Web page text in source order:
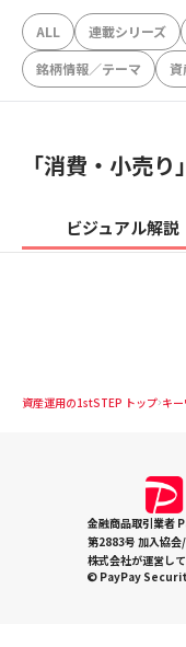
ALL 連載シリーズ
銘柄情報／テーマ
資
「消費・小売り
ビジュアル解説
資産運用の1stSTEP トップ キ
金融商品取引業者
第2883号 加入協
株式会社が運営し
© PayPay